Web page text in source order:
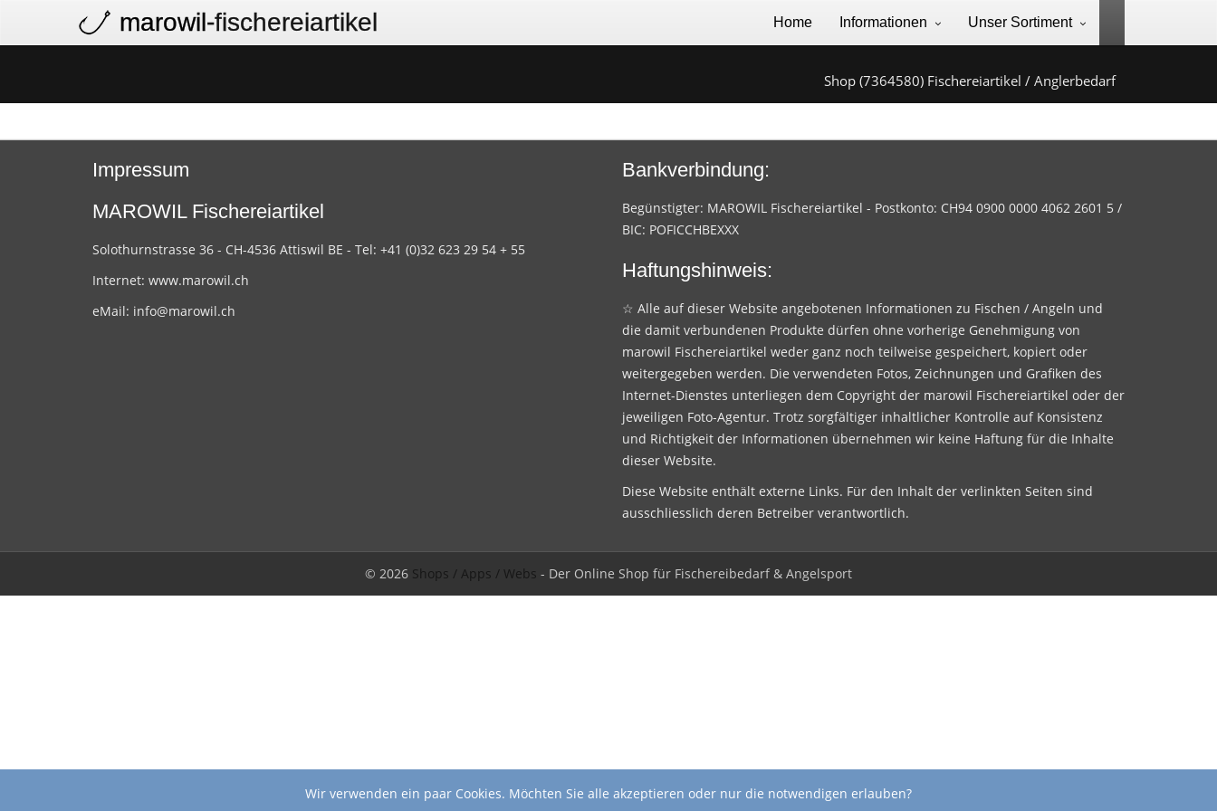
marowil-fischereiartikel Home Informationen Unser Sortiment
Shop (7364580) Fischereiartikel / Anglerbedarf
Impressum
MAROWIL Fischereiartikel
Solothurnstrasse 36 - CH-4536 Attiswil BE - Tel: +41 (0)32 623 29 54 + 55
Internet: www.marowil.ch
eMail: info@marowil.ch
Bankverbindung:
Begünstigter: MAROWIL Fischereiartikel - Postkonto: CH94 0900 0000 4062 2601 5 /
BIC: POFICCHBEXXX
Haftungshinweis:
☆ Alle auf dieser Website angebotenen Informationen zu Fischen / Angeln und
die damit verbundenen Produkte dürfen ohne vorherige Genehmigung von
marowil Fischereiartikel weder ganz noch teilweise gespeichert, kopiert oder
weitergegeben werden. Die verwendeten Fotos, Zeichnungen und Grafiken des
Internet-Dienstes unterliegen dem Copyright der marowil Fischereiartikel oder der
jeweiligen Foto-Agentur. Trotz sorgfältiger inhaltlicher Kontrolle auf Konsistenz
und Richtigkeit der Informationen übernehmen wir keine Haftung für die Inhalte
dieser Website.
Diese Website enthält externe Links. Für den Inhalt der verlinkten Seiten sind
ausschliesslich deren Betreiber verantwortlich.
© 2026 Shops / Apps / Webs - Der Online Shop für Fischereibedarf & Angelsport
Wir verwenden ein paar Cookies. Möchten Sie alle akzeptieren oder nur die notwendigen erlauben?